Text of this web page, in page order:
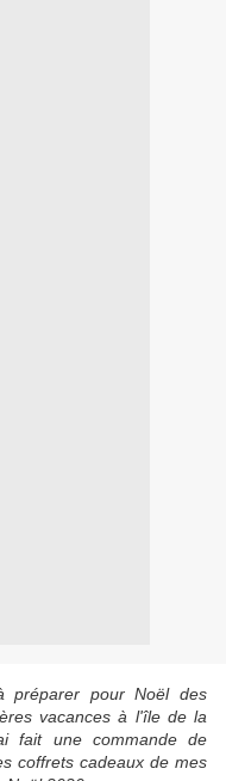
préparer pour Noël des
vacances à l'île de la
fait une commande de
coffrets cadeaux de mes